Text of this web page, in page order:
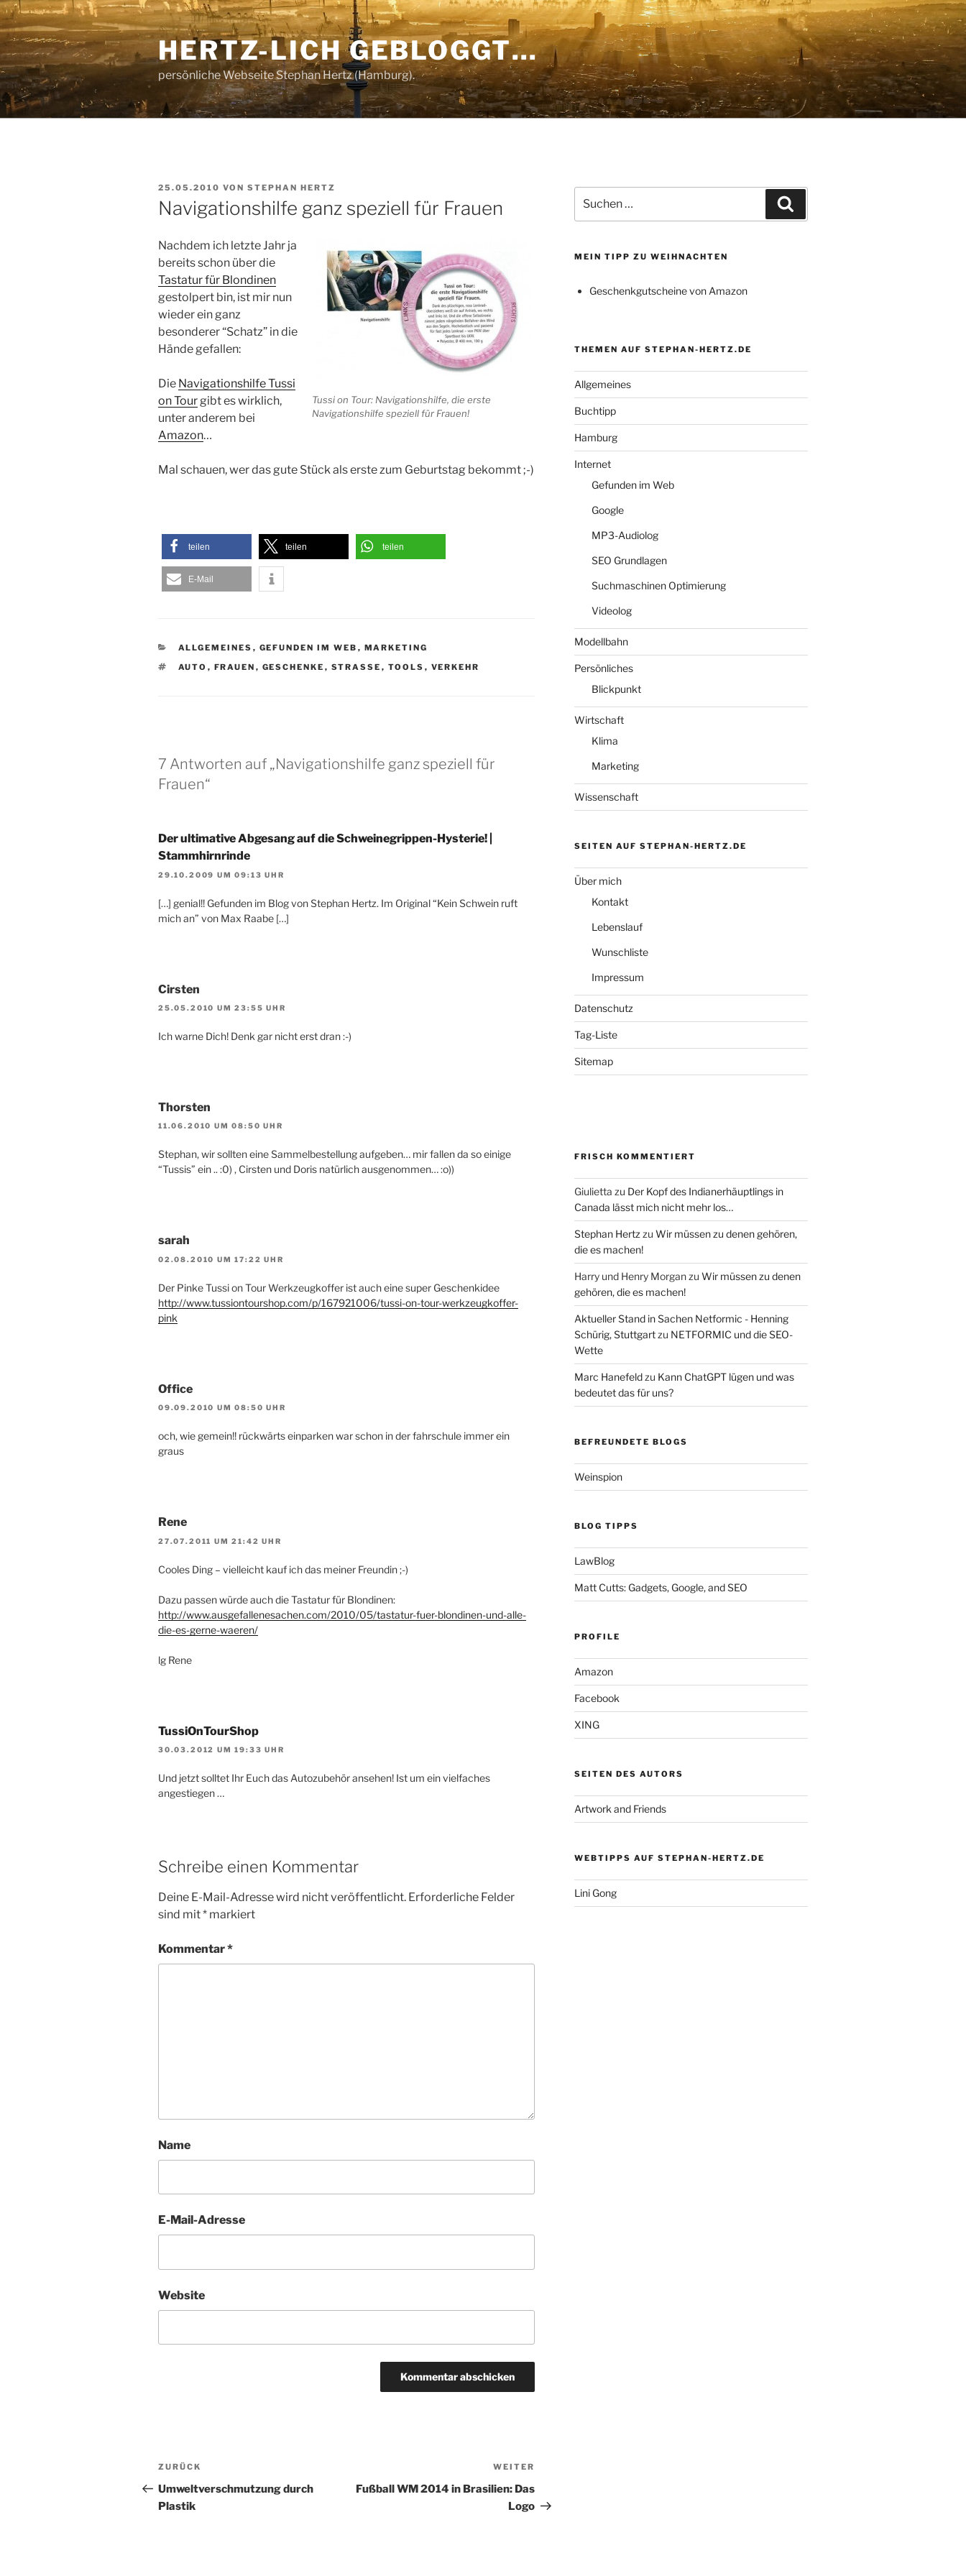
Zum
Inhalt
springen
HERTZ-LICH GEBLOGGT…
persönliche Webseite Stephan Hertz (Hamburg).
VERÖFFENTLICHT
AM
25.05.2010 VON STEPHAN HERTZ
Navigationshilfe ganz speziell für Frauen
Tussi on Tour: Navigationshilfe, die erste
Navigationshilfe speziell für Frauen!
Nachdem ich letzte Jahr ja
bereits schon über die
Tastatur für Blondinen
gestolpert bin, ist mir nun
wieder ein ganz
besonderer “Schatz” in die
Hände gefallen:
Die Navigationshilfe Tussi
on Tourgibt es wirklich,
unter anderem bei
Amazon…
Mal schauen, wer das gute Stück als erste zum Geburtstag bekommt ;-)
teilen teilen teilen
E-Mail
KATEGORIEN
ALLGEMEINES , GEFUNDEN IM WEB , MARKETING
SCHLAGWÖRTER
AUTO , FRAUEN , GESCHENKE , STRASSE , TOOLS , VERKEHR
7 Antworten auf „Navigationshilfe ganz speziell für
Frauen“
Der ultimative Abgesang auf die Schweinegrippen-Hysterie! |
Stammhirnrinde
29.10.2009 UM 09:13 UHR
[…] genial!! Gefunden im Blog von Stephan Hertz. Im Original “Kein Schwein ruft
mich an” von Max Raabe […]
Cirsten
25.05.2010 UM 23:55 UHR
Ich warne Dich! Denk gar nicht erst dran :-)
Thorsten
11.06.2010 UM 08:50 UHR
Stephan, wir sollten eine Sammelbestellung aufgeben… mir fallen da so einige
“Tussis” ein .. :0) , Cirsten und Doris natürlich ausgenommen… :o))
sarah
02.08.2010 UM 17:22 UHR
Der Pinke Tussi on Tour Werkzeugkoffer ist auch eine super Geschenkidee
http://www.tussiontourshop.com/p/167921006/tussi-on-tour-werkzeugkoffer-
pink
Office
09.09.2010 UM 08:50 UHR
och, wie gemein!! rückwärts einparken war schon in der fahrschule immer ein
graus
Rene
27.07.2011 UM 21:42 UHR
Cooles Ding – vielleicht kauf ich das meiner Freundin ;-)
Dazu passen würde auch die Tastatur für Blondinen:
http://www.ausgefallenesachen.com/2010/05/tastatur-fuer-blondinen-und-alle-
die-es-gerne-waeren/
lg Rene
TussiOnTourShop
30.03.2012 UM 19:33 UHR
Und jetzt solltet Ihr Euch das Autozubehör ansehen! Ist um ein vielfaches
angestiegen …
Schreibe einen Kommentar
Deine E-Mail-Adresse wird nicht veröffentlicht. Erforderliche Felder
sind mit* markiert
Kommentar*
Name
E-Mail-Adresse
Website
Beitragsnavigation
Vorheriger
Beitrag
ZURÜCK
Umweltverschmutzung durch
Plastik
Beitrag
WEITER
Fußball WM 2014 in Brasilien: Das
Logo
nach:
MEIN TIPP ZU WEIHNACHTEN
Geschenkgutscheine von Amazon
THEMEN AUF STEPHAN-HERTZ.DE
Allgemeines
Buchtipp
Hamburg
Internet
Gefunden im Web
Google
MP3-Audiolog
SEO Grundlagen
Suchmaschinen Optimierung
Videolog
Modellbahn
Persönliches
Blickpunkt
Wirtschaft
Klima
Marketing
Wissenschaft
SEITEN AUF STEPHAN-HERTZ.DE
Über mich
Kontakt
Lebenslauf
Wunschliste
Impressum
Datenschutz
Tag-Liste
Sitemap
FRISCH KOMMENTIERT
Giulietta zu Der Kopf des Indianerhäuptlings in
Canada lässt mich nicht mehr los…
Stephan Hertz zu Wir müssen zu denen gehören,
die es machen!
Harry und Henry Morganzu Wir müssen zu denen
gehören, die es machen!
Aktueller Stand in Sachen Netformic - Henning
Schürig, Stuttgartzu NETFORMIC und die SEO-
Wette
Marc Hanefeldzu Kann ChatGPT lügen und was
bedeutet das für uns?
BEFREUNDETE BLOGS
Weinspion
BLOG TIPPS
LawBlog
Matt Cutts: Gadgets, Google, and SEO
PROFILE
Amazon
Facebook
XING
SEITEN DES AUTORS
Artwork and Friends
WEBTIPPS AUF STEPHAN-HERTZ.DE
Lini Gong